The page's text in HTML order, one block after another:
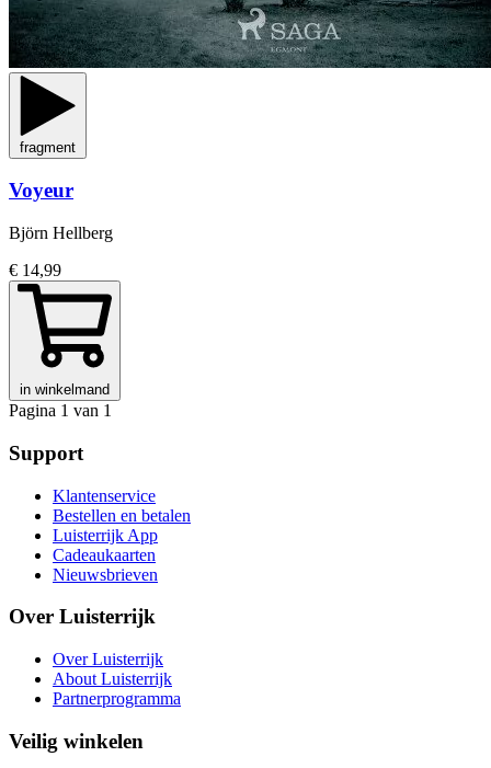
fragment
Voyeur
Björn Hellberg
€ 14,99
in winkelmand
Pagina 1 van 1
Support
Klantenservice
Bestellen en betalen
Luisterrijk App
Cadeaukaarten
Nieuwsbrieven
Over Luisterrijk
Over Luisterrijk
About Luisterrijk
Partnerprogramma
Veilig winkelen